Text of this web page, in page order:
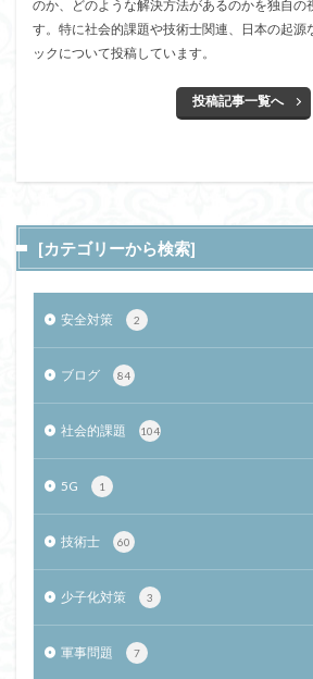
のか、どのような解決方法があるのかを独自の
す。特に社会的課題や技術士関連、日本の起源
ックについて投稿しています。
投稿記事一覧へ
[カテゴリーから検索]
安全対策 2
ブログ 84
社会的課題 104
5G 1
技術士 60
少子化対策 3
軍事問題 7